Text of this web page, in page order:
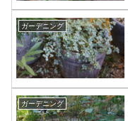
ガーデニング
ガーデニング